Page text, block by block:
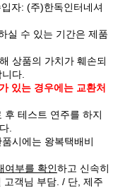
자: (주)한독인터네셔
실 수 있는 기간은 제품
상품의 가치가 훼손되
다.
있는 경우에는 교환처
후 테스트 연주를 하지
.
시에는 왕복택배비
여부를 확인하고 신속히
객님 부담. / 단, 제주